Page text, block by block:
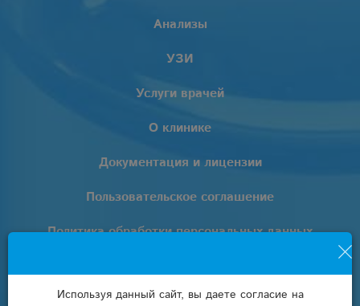
Анализы
УЗИ
Услуги врачей
О клинике
Документация и лицензии
Пользовательское соглашение
Политика обработки персональных данных
+7 (861) 205-02-02
Используя данный сайт, вы даете согласие на